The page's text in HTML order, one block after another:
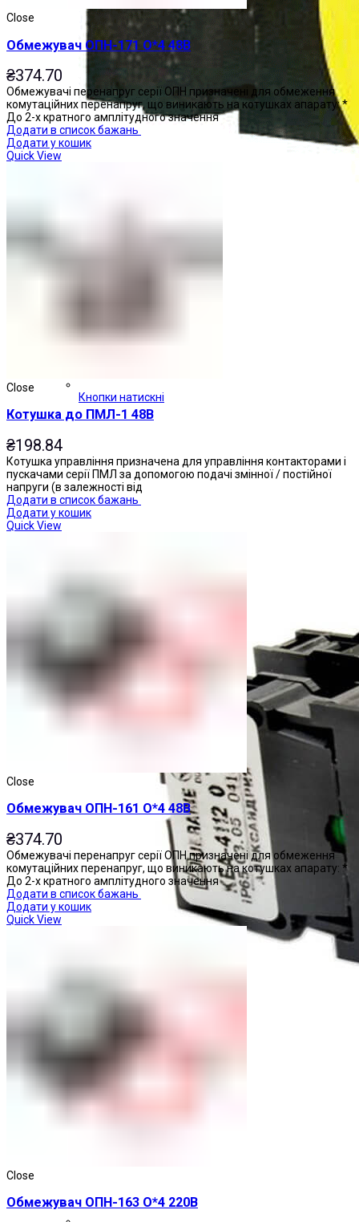
Кнопки натискні
Close
Обмежувач ОПН-171 О*4 48В
₴374.70
Обмежувачі перенапруг серії ОПН призначені для обмеження
комутаційних перенапруг, що виникають на котушках апарату: *
До 2-х кратного амплітудного значення
Додати в список бажань
Додати у кошик
Quick View
Close
Котушка до ПМЛ-1 48В
₴198.84
Котушка управління призначена для управління контакторами і
пускачами серії ПМЛ за допомогою подачі змінної / постійної
напруги (в залежності від
Додати в список бажань
Додати у кошик
Quick View
Close
Обмежувач ОПН-161 О*4 48В
₴374.70
Обмежувачі перенапруг серії ОПН призначені для обмеження
комутаційних перенапруг, що виникають на котушках апарату: *
До 2-х кратного амплітудного значення
Додати в список бажань
Додати у кошик
Quick View
Close
Обмежувач ОПН-163 О*4 220В